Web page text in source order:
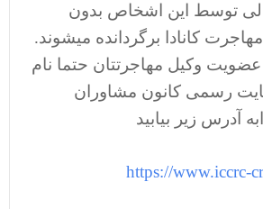
توسط این اشخاص بدون
کانادا برگردانده میشوند.
عضویت وکیل مهاجرتتان حتما نام
رسمی کانون مشاوران
آدرس زیر بیابید
https://www.iccrc-